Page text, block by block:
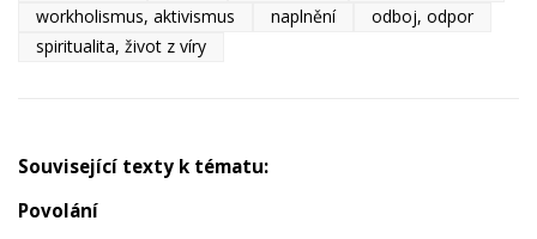
workholismus, aktivismus
naplnění
odboj, odpor
spiritualita, život z víry
Související texty k tématu:
Povolání